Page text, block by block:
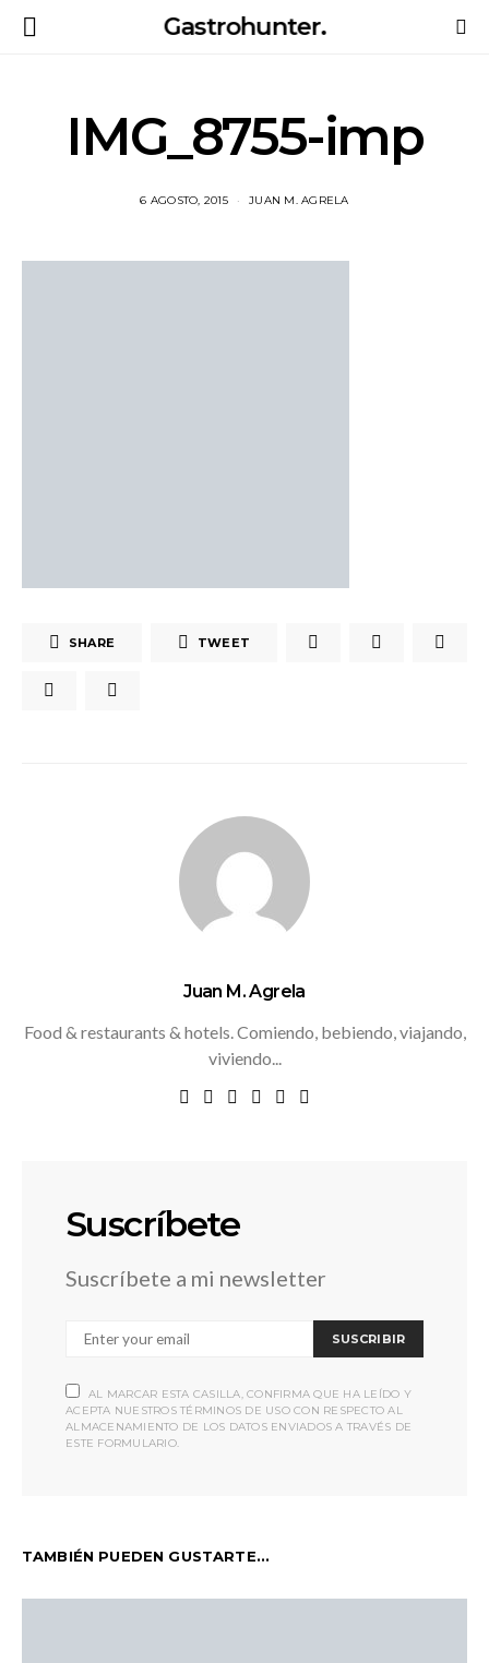
Gastrohunter.
IMG_8755-imp
6 AGOSTO, 2015 JUAN M. AGRELA
SHARE TWEET
Juan M. Agrela
Food & restaurants & hotels. Comiendo, bebiendo, viajando,
viviendo...
Suscríbete
Suscríbete a mi newsletter
SUSCRIBIR
AL MARCAR ESTA CASILLA, CONFIRMA QUE HA LEÍDO Y
ACEPTA NUESTROS TÉRMINOS DE USO CON RESPECTO AL
ALMACENAMIENTO DE LOS DATOS ENVIADOS A TRAVÉS DE
ESTE FORMULARIO.
TAMBIÉN PUEDEN GUSTARTE...